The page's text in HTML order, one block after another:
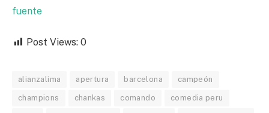
fuente
Post Views: 0
alianzalima apertura barcelona campeón
champions chankas comando comedia peru